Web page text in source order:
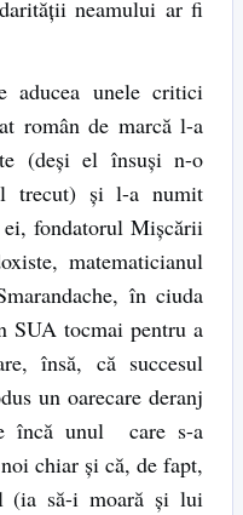
neamului ar fi
aducea unele critici
român de marcă l-a
(deși el însuși n-o
trecut) și l-a numit
ei, fondatorul Mișcării
matematicianul
în ciuda
SUA tocmai pentru a
însă, că succesul
un oarecare deranj
încă unul care s-a
chiar și că, de fapt,
(ia să-i moară și lui